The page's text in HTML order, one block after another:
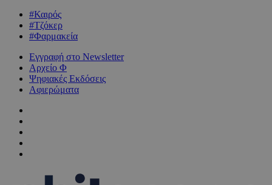
#Καιρός
#Τζόκερ
#Φαρμακεία
Εγγραφή στο Newsletter
Αρχείο Φ
Ψηφιακές Εκδόσεις
Αφιερώματα